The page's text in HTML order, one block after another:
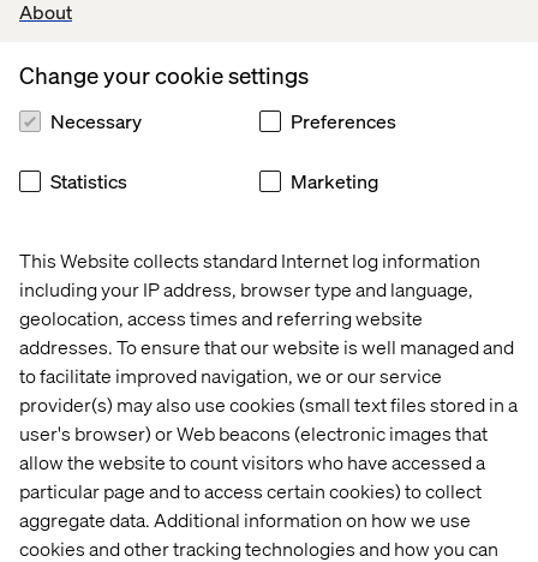
About
This Website collects standard Internet log information
including your IP address, browser type and language,
geolocation, access times and referring website
addresses. To ensure that our website is well managed and
to facilitate improved navigation, we or our service
provider(s) may also use cookies (small text files stored in a
user's browser) or Web beacons (electronic images that
allow the website to count visitors who have accessed a
particular page and to access certain cookies) to collect
aggregate data. Additional information on how we use
cookies and other tracking technologies and how you can
Change your cookie settings
Necessary Preferences
Statistics Marketing
5 – 45
4 – 19
Vad har Blocket i kikaren framöver?
Utveckling mot nya kanaler kommer fortsätta. För tillfället
arbetar de med en applikation tillPhilips Net TV . Maria
ser att de fortfarande kommer satsa på Apples produkter.
De kan själva mäta hur sökningarna ser ut på Blocket och
där är Apples produkter outstanding.